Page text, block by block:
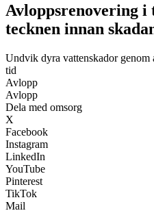
Avloppsrenovering i
tecknen innan
Undvik dyra vattenskador genom
tid
Avlopp
Avlopp
Dela med omsorg
X
Facebook
Instagram
LinkedIn
YouTube
Pinterest
TikTok
Mail